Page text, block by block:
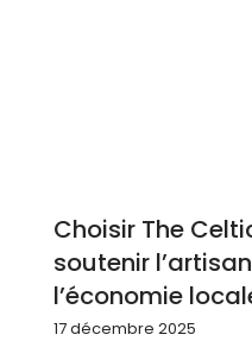
Choisir The
soutenir
l’économie
17 décembre 2025